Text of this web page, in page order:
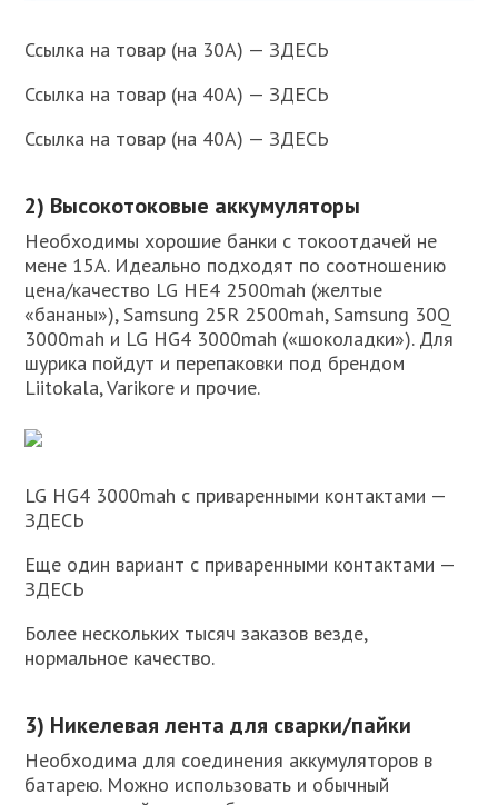
Ссылка на товар (на 30А) — ЗДЕСЬ
Ссылка на товар (на 40А) — ЗДЕСЬ
Ссылка на товар (на 40А) — ЗДЕСЬ
2) Высокотоковые аккумуляторы
Необходимы хорошие банки с токоотдачей не
мене 15А. Идеально подходят по соотношению
цена/качество LG HE4 2500mah (желтые
«бананы»), Samsung 25R 2500mah, Samsung 30Q
3000mah и LG HG4 3000mah («шоколадки»). Для
шурика пойдут и перепаковки под брендом
Liitokala, Varikore и прочие.
LG HG4 3000mah с приваренными контактами —
ЗДЕСЬ
Еще один вариант с приваренными контактами —
ЗДЕСЬ
Более нескольких тысяч заказов везде,
нормальное качество.
3) Никелевая лента для сварки/пайки
Необходима для соединения аккумуляторов в
батарею. Можно использовать и обычный